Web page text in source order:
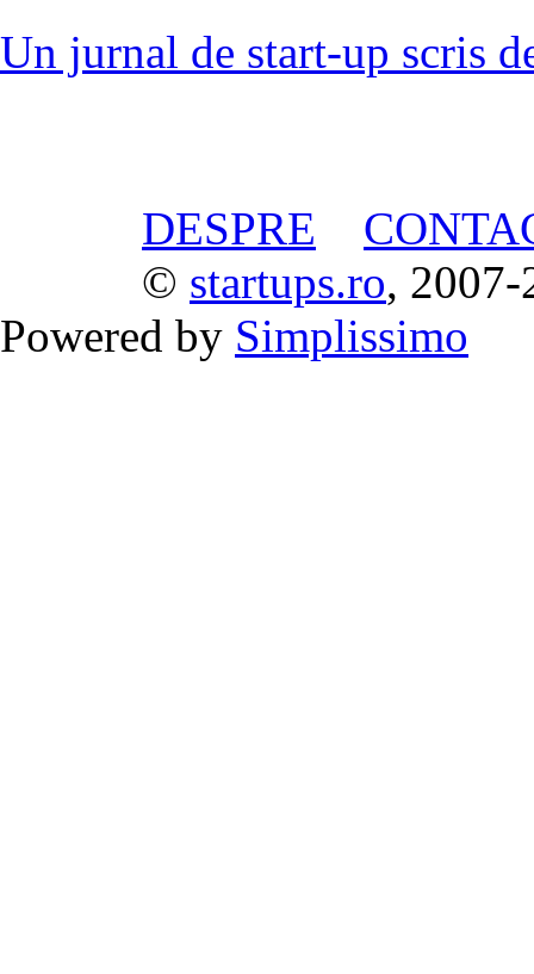
Un jurnal de start-up scris
DESPRE
© startups.ro, 2007-
Powered by Simplissimo